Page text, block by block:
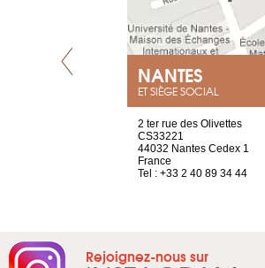
NANTES
ET SIÈGE SOCIAL
2 ter rue des Olivettes
CS33221
44032 Nantes Cedex 1
France
Tel : +33 2 40 89 34 44
Rejoignez-nous sur